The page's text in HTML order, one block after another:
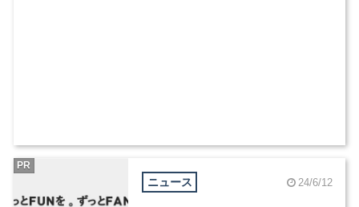
ニュース 24/6/12
PR